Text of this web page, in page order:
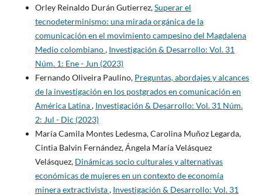
Orley Reinaldo Durán Gutierrez,Superar el
tecnodeterminismo: una mirada orgánica de la
comunicación en el movimiento campesino del Magdalena
Medio colombiano, Investigación & Desarrollo: Vol. 31
Núm. 1: Ene - Jun (2023)
Fernando Oliveira Paulino, Preguntas, abordajes y alcances
de la investigación en los postgrados en comunicación en
América Latina, Investigación & Desarrollo: Vol. 31 Núm.
2: Jul - Dic (2023)
María Camila Montes Ledesma, Carolina Muñoz Legarda,
Cintia Balvin Fernández, Ángela María Velásquez
Velásquez, Dinámicas socio culturales y alternativas
económicas de mujeres en un contexto de economía
minera extractivista, Investigación & Desarrollo: Vol. 31